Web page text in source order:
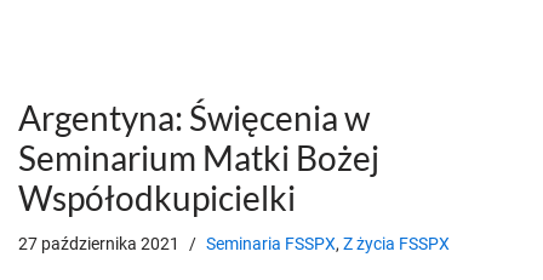
Argentyna: Święcenia w
Seminarium Matki Bożej
Współodkupicielki
27 października 2021 Seminaria FSSPX, Z życia FSSPX